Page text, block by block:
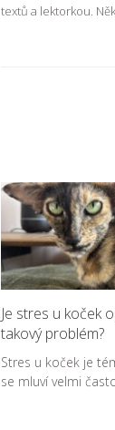
textů a lektorkou.
Je stres u koček
takový problém?
Stres u koček je
se mluví velmi